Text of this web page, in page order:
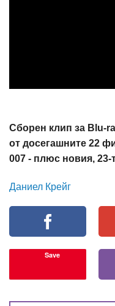
Сборен клип за Blu-
от досегашните 22
007 - плюс новия, 23-
Даниел Крейг
Save